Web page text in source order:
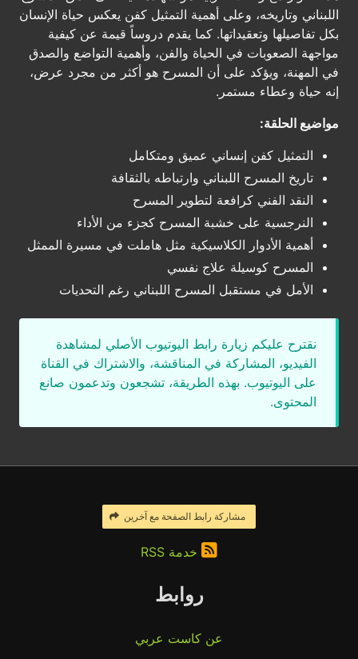
اللبناني وتاريخه، وعلى أهمية التمثيل كفن يعكس حياة الإنسان
بكل تفاصيلها وتعقيداتها. كما يقدم دروساً قيمة عن كيفية
مواجهة الصعوبات في الحياة والفن، وأهمية التواضع والصدق
في المهنة، ويؤكد على أن المسرح هو أكثر من مجرد عرض،
إنه حياة وعطاء مستمر.
مواضيع الحلقة:
التمثيل كفن إنساني عميق ومتكامل
تاريخ المسرح اللبناني وارتباطه بالثقافة
النقد الفني كرافعة لتطوير المسرح
النرجسية على خشبة المسرح كجزء من الأداء
أهمية الأدوار الكلاسيكية مثل هاملت في مسيرة الممثل
المسرح كوسيلة علاج نفسي
الأمل في مستقبل المسرح اللبناني رغم التحديات
نقترح عليكم زيارة رابط اليوتيوب الأصلي لمشاهدة
الفيديو، المشاركة في المناقشة، والاشتراك في القناة
على اليوتيوب. بهذه الطريقة، تشجعون وتدعمون صانع
المحتوى.
مشاركة رابط الصفحة مع آخرين
خدمة RSS
روابط
عن كاست عربي